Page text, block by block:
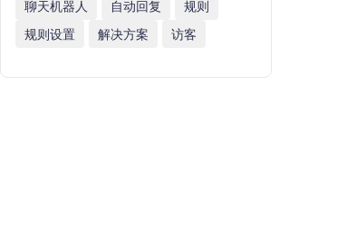
聊天机器人 自动回复
规则
规则设置
解决方案 访客